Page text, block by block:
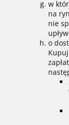
w
na
nie
o